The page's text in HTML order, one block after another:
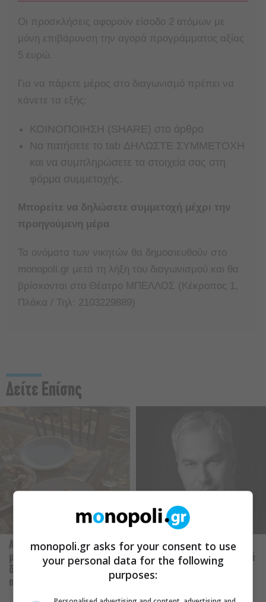
Οι προσκλήσεις αφορούν είσοδο 2 ατόμων με
μόνη επιβάρυνση την αγορά προγράμματος αξίας
5 ευρώ.
Για να πάρετε μέρος στο διαγωνισμό πρέπει να
κάνετε τα εξής:
ΚΟΙΝΟΠΟΙΗΣΗ (SHARE) στο άρθρο
Nα πατήσετε το tab ΔΗΛΩΣΤΕ ΣΥΜΜΕΤΟΧΗ
και να συμπληρώσετε τα στοιχεία σας στη
φόρμα συμμετοχής.
Μπορείτε να δηλώσετε συμμετοχή μέχρι την
προηγούμενη μέρα
Τα ονόματα των νικητών θα δημοσιευθούν στο
monopoli.gr μετά τη λήξη του διαγωνισμού και θα
βρίσκονται στο Θέατρο ΜΠΕΛΛΟΣ (Κέκροπος 1,
Πλάκα / Τηλ: 2103229889)
Δείτε Επίσης
Αύγουστος στην Αθήνα: 5
μαγαζιά που κάνουν τις
διακοπές να μοιάζουν λίγο
πιο κοντά
Παναγώτης Χ. Βούρος: Η
“Παραξενιά” είναι η δύναμή
μας να μπορούμε να
διαφέρουμε
monopoli.gr asks for your consent to use
your personal data for the following
purposes: